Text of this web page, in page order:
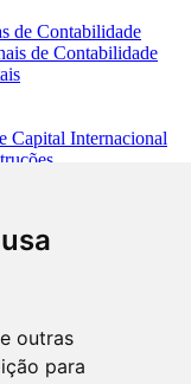
outras
para
de Contabilidade
de Contabilidade
Capital Internacional
Mobiliários
do SFN
Bancária
Nacional de
e